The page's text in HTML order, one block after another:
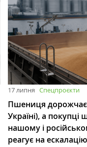
17 липня Спецпроєкти
Пшениця дорожчає
Україні), а покупці
нашому і
реагує на